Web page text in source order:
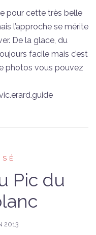
pour cette très belle
l’approche se mérite
De la glace, du
facile mais c’est
photos vous pouvez
Pic du
2013